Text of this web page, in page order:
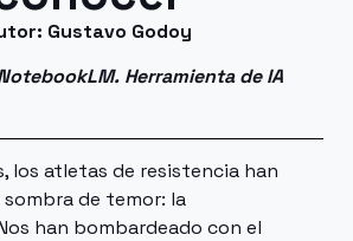
Gustavo Godoy
Herramienta de IA
los atletas de resistencia han
de temor: la
han bombardeado con el